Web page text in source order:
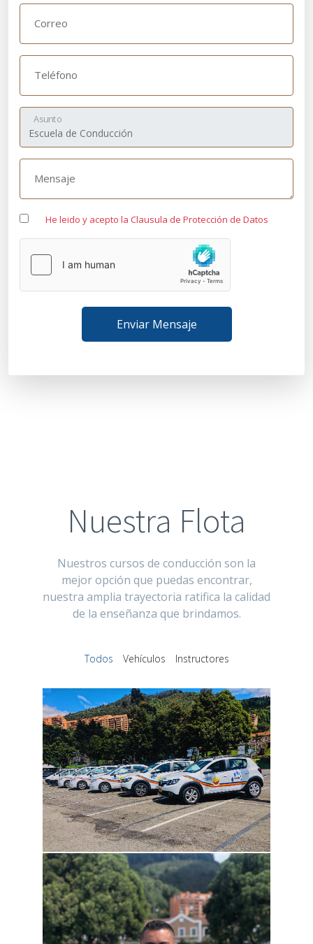
Correo
Teléfono
Asunto
Mensaje
He leido y acepto la Clausula de Protección de Datos
Enviar Mensaje
Nuestra Flota
Nuestros cursos de conducción son la
mejor opción que puedas encontrar,
nuestra amplia trayectoria ratifica la calidad
de la enseñanza que brindamos.
Todos Vehículos Instructores